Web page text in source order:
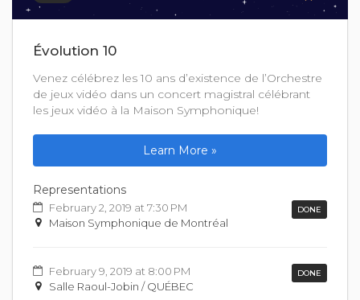
Évolution 10
Venez célébrez les 10 ans d’existence de l’Orchestre
de jeux vidéo dans un concert magistral célébrant
les jeux vidéo à la Maison Symphonique!
Learn More »
Representations
February 2, 2019 at 7:30 PM DONE
Maison Symphonique de Montréal
February 9, 2019 at 8:00 PM DONE
Salle Raoul-Jobin / QUÉBEC